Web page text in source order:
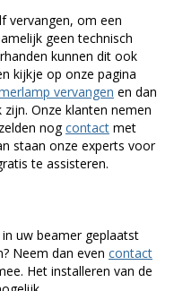
vervangen, om een
geen technisch
kunnen dit ook
kijkje op onze pagina
vervangen en dan
Onze klanten nemen
nogcontact met
staan onze experts voor
te assisteren.
uw beamer geplaatst
Neem dan even contact
Het installeren van de